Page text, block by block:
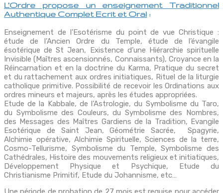
L’Ordre propose un enseignement Traditionnel
Authentique Complet Ecrit et Oral :
Enseignement de l’Esotérisme du point de vue Christique :
étude de l’Ancien Ordre du Temple, étude de l’évangile
ésotérique de St Jean, Existence d’une Hiérarchie spirituelle
Invisible (Maîtres ascensionnés, Connaissants), Croyance en la
Réincarnation et en la doctrine du Karma, Pratique du secret
et du rattachement aux ordres initiatiques, Rituel de la liturgie
catholique primitive. Possibilité de recevoir les Ordinations aux
ordres mineurs et majeurs, après les études appropriées.
Etude de la Kabbale, de l’Astrologie, du Symbolisme du Taro,
du Symbolisme des Couleurs, du Symbolisme des Nombres,
des Messages des Maîtres Gardiens de la Tradition, Evangile
Esotérique de Saint Jean, Géométrie Sacrée, Spagyrie,
Alchimie opérative, Alchimie Spirituelle, Sciences de la terre,
Cosmo-Tellurisme, Symbolisme du Temple, Symbolisme des
Cathédrales, Histoire des mouvements religieux et initiatiques,
Développement Physique et Psychique, Etude du
Christianisme Primitif, Etude du Johannisme, etc…